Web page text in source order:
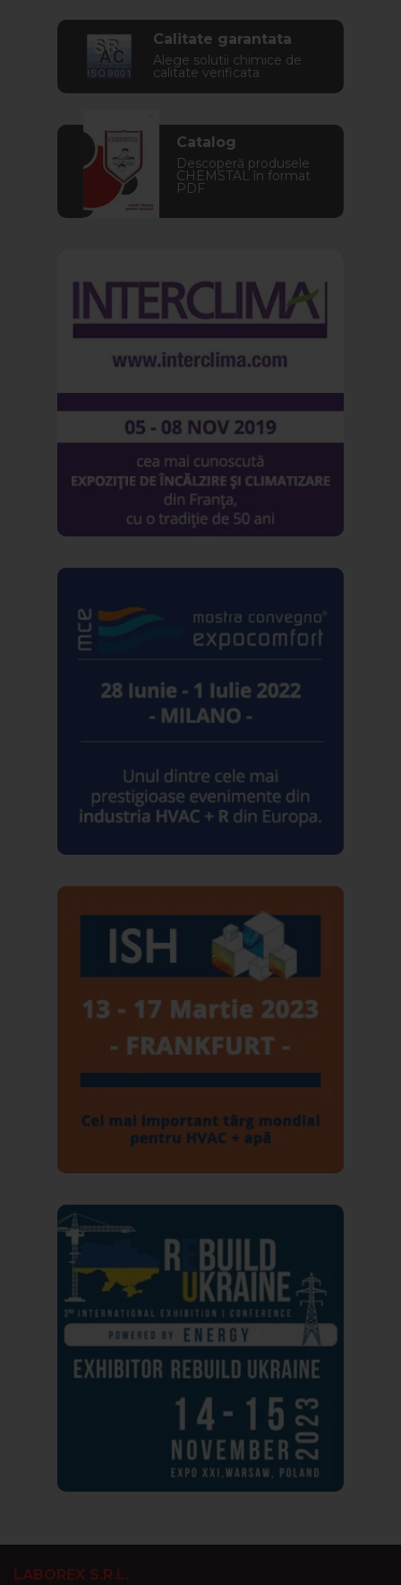
Calitate garantata
Alege solutii chimice de
calitate verificata
Catalog
Descoperă produsele
CHEMSTAL în format
PDF
LABOREX S.R.L.